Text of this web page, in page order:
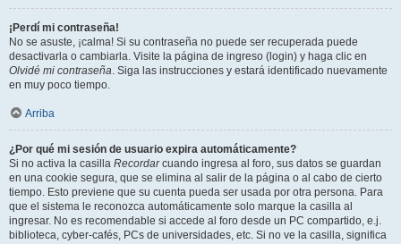
¡Perdí mi contraseña!
No se asuste, ¡calma! Si su contraseña no puede ser recuperada puede
desactivarla o cambiarla. Visite la página de ingreso (login) y haga clic en
Olvidé mi contraseña. Siga las instrucciones y estará identificado nuevamente
en muy poco tiempo.
Arriba
¿Por qué mi sesión de usuario expira automáticamente?
Si no activa la casilla Recordarcuando ingresa al foro, sus datos se guardan
en una cookie segura, que se elimina al salir de la página o al cabo de cierto
tiempo. Esto previene que su cuenta pueda ser usada por otra persona. Para
que el sistema le reconozca automáticamente solo marque la casilla al
ingresar. No es recomendable si accede al foro desde un PC compartido, e.j.
biblioteca, cyber-cafés, PCs de universidades, etc. Si no ve la casilla, significa